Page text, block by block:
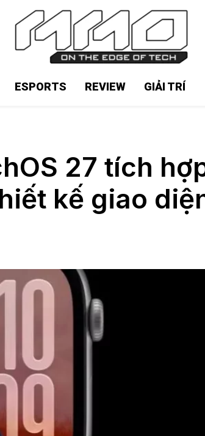
ESPORTS REVIEW GIẢI TRÍ
27 tích
kế giao